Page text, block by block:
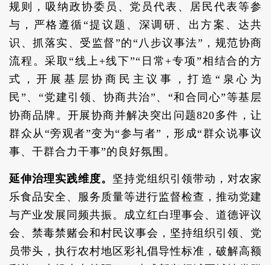
规则，吸纳政协委员、党员代表、居民代表等参
与，严格遵循“提议题、深调研、出方案、达共
识、抓落实、受监督”的“八步议事法”，规范协商
流程。采取“线上+线下”“日常+专项”相结合的方
式，开展基层协商民主议事，打造“泉心为
民”、“党建引领、协商共治”、“和合同心”等基层
协商品牌。开展协商并解决突出问题820多件，让
群众从“旁观者”变为“参与者”，形成“群众说事议
事、干群合力干事”的良好氛围。
延伸治理实践维度。 坚持党组织引领带动，对农家
乐食品安全、服务质量等进行监督检查，推动党建
与产业发展同频共振。成立红白理事会、道德评议
会、禁毒禁赌会和村民议事会，坚持组织引领、党
员带头，执行农村地区彩礼倡导性标准，破解高额